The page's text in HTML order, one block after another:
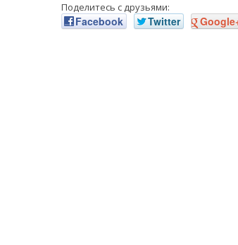
Поделитесь с друзьями:
Facebook Twitter